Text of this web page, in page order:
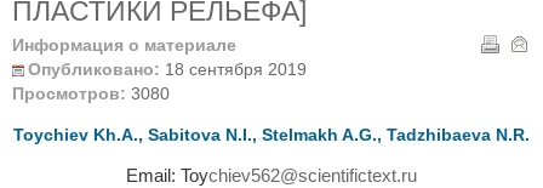
ПЛАСТИКИ РЕЛЬЕФА]
Информация о материале
Опубликовано: 18 сентября 2019
Просмотров: 3080
Toуchiev Kh.A., Sabitova N.I., Stelmakh A.G., Tadzhibaeva N.R.
Email: Toуchiev562@scientifictext.ru